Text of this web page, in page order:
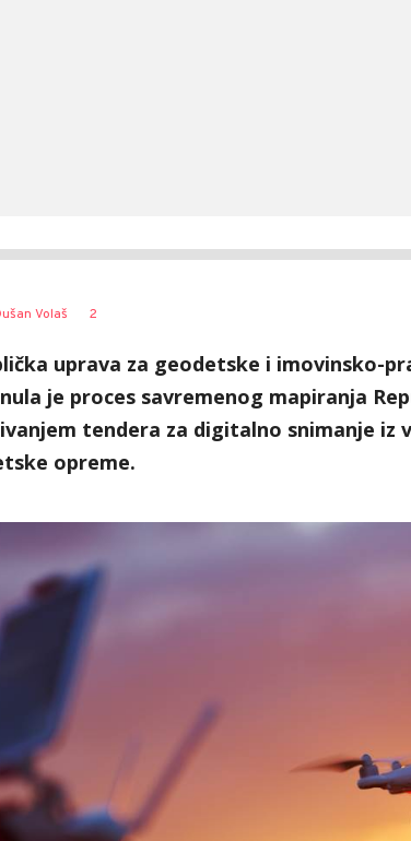
Volaš 2
uprava za geodetske i imovinsko-
je proces savremenog mapiranja
tendera za digitalno snimanje iz
opreme.